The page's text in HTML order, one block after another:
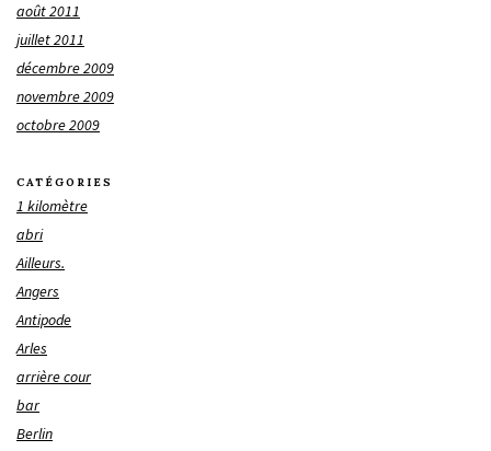
août 2011
juillet 2011
décembre 2009
novembre 2009
octobre 2009
CATÉGORIES
1 kilomètre
abri
Ailleurs.
Angers
Antipode
Arles
arrière cour
bar
Berlin